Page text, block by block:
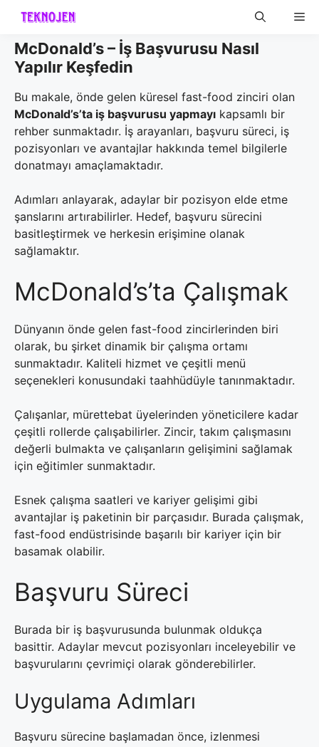
Skip
content
McDonald’s – İş Başvurusu Nasıl
Yapılır Keşfedin
Bu makale, önde gelen küresel fast-food zinciri olan
McDonald’s’ta iş başvurusu yapmayı kapsamlı bir
rehber sunmaktadır. İş arayanları, başvuru süreci, iş
pozisyonları ve avantajlar hakkında temel bilgilerle
donatmayı amaçlamaktadır.
Adımları anlayarak, adaylar bir pozisyon elde etme
şanslarını artırabilirler. Hedef, başvuru sürecini
basitleştirmek ve herkesin erişimine olanak
sağlamaktır.
McDonald’s’ta Çalışmak
Dünyanın önde gelen fast-food zincirlerinden biri
olarak, bu şirket dinamik bir çalışma ortamı
sunmaktadır. Kaliteli hizmet ve çeşitli menü
seçenekleri konusundaki taahhüdüyle tanınmaktadır.
Çalışanlar, mürettebat üyelerinden yöneticilere kadar
çeşitli rollerde çalışabilirler. Zincir, takım çalışmasını
değerli bulmakta ve çalışanların gelişimini sağlamak
için eğitimler sunmaktadır.
Esnek çalışma saatleri ve kariyer gelişimi gibi
avantajlar iş paketinin bir parçasıdır. Burada çalışmak,
fast-food endüstrisinde başarılı bir kariyer için bir
basamak olabilir.
Başvuru Süreci
Burada bir iş başvurusunda bulunmak oldukça
basittir. Adaylar mevcut pozisyonları inceleyebilir ve
başvurularını çevrimiçi olarak gönderebilirler.
Uygulama Adımları
Başvuru sürecine başlamadan önce, izlenmesi